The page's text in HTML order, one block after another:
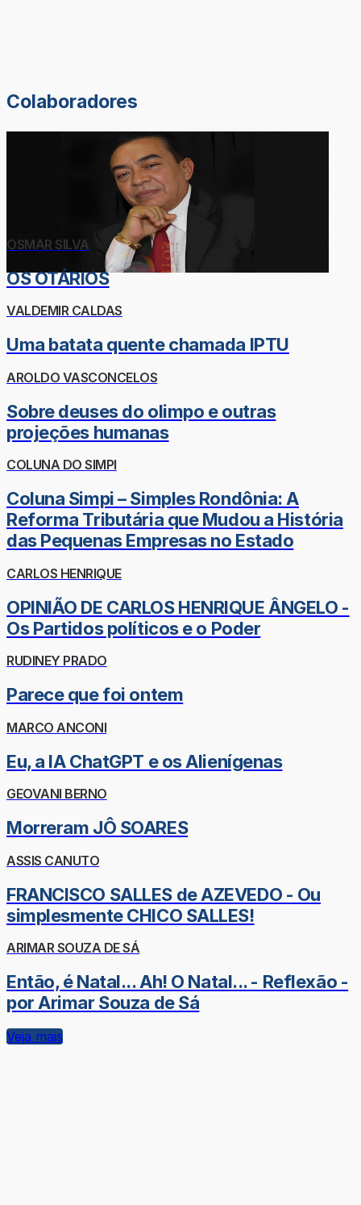
Colaboradores
OSMAR SILVA
OS OTÁRIOS
VALDEMIR CALDAS
Uma batata quente chamada IPTU
AROLDO VASCONCELOS
Sobre deuses do olimpo e outras
projeções humanas
COLUNA DO SIMPI
Coluna Simpi – Simples Rondônia: A
Reforma Tributária que Mudou a História
das Pequenas Empresas no Estado
CARLOS HENRIQUE
OPINIÃO DE CARLOS HENRIQUE ÂNGELO -
Os Partidos políticos e o Poder
RUDINEY PRADO
Parece que foi ontem
MARCO ANCONI
Eu, a IA ChatGPT e os Alienígenas
GEOVANI BERNO
Morreram JÔ SOARES
ASSIS CANUTO
FRANCISCO SALLES de AZEVEDO - Ou
simplesmente CHICO SALLES!
ARIMAR SOUZA DE SÁ
Então, é Natal... Ah! O Natal... - Reflexão -
por Arimar Souza de Sá
Veja mais